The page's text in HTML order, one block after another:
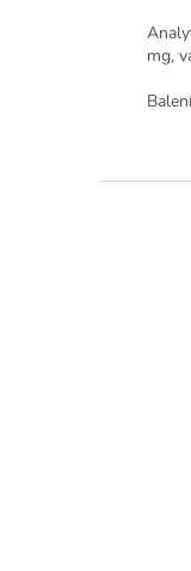
mg,